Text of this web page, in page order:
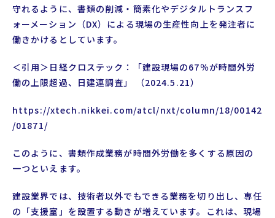
守れるように、書類の削減・簡素化やデジタルトランスフ
ォーメーション（DX）による現場の生産性向上を発注者に
働きかけるとしています。
＜引用＞日経クロステック：「建設現場の67％が時間外労
働の上限超過、日建連調査」 （2024.5.21）
https://xtech.nikkei.com/atcl/nxt/column/18/00142
/01871/
このように、書類作成業務が時間外労働を多くする原因の
一つといえます。
建設業界では、技術者以外でもできる業務を切り出し、専任
の「支援室」を設置する動きが増えています。これは、現場